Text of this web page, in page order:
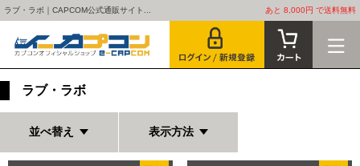
ラブ・ラボ｜CAPCOM公式通販サイト... あと 8,000円 で送料無料
ラブ・ラボ
並べ替え 表示方法